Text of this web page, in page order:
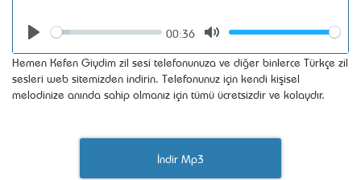
Seek
00:36
Volume
Hemen Kefen Giydim zil sesi telefonunuza ve diğer binlerce Türkçe zil
sesleri web sitemizden indirin. Telefonunuz için kendi kişisel
melodinize anında sahip olmanız için tümü ücretsizdir ve kolaydır.
İndir Mp3